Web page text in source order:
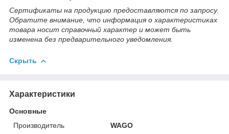
Сертификаты на продукцию предоставляются по запросу.
Обратите внимание, что информация о характеристиках
товара носит справочный характер и может быть
изменена без предварительного уведомления.
Скрыть
Характеристики
Основные
Производитель
WAGO